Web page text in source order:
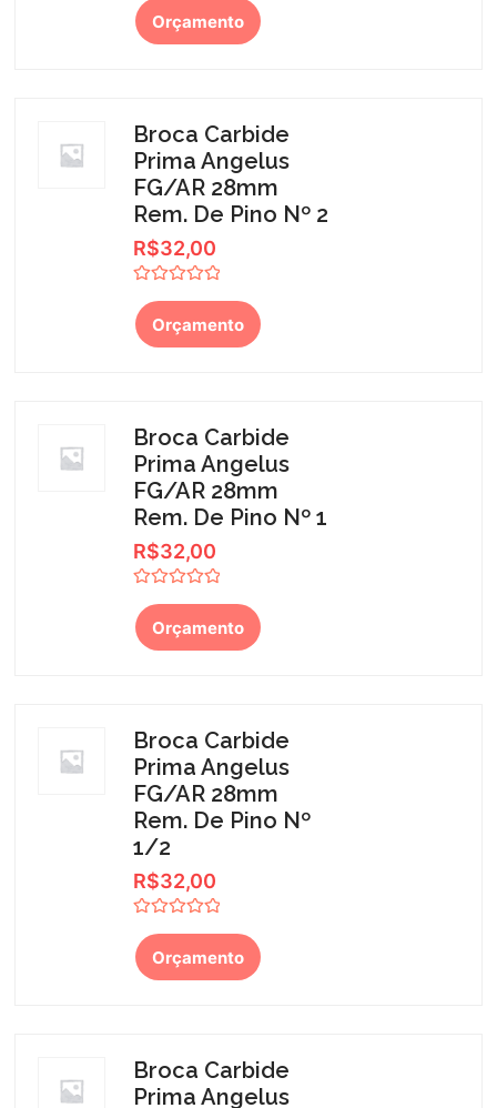
0
de
5
Orçamento
Broca Carbide
Prima Angelus
FG/AR 28mm
Rem. De Pino Nº 2
R$32,00
0
de
5
Orçamento
Broca Carbide
Prima Angelus
FG/AR 28mm
Rem. De Pino Nº 1
R$32,00
0
de
5
Orçamento
Broca Carbide
Prima Angelus
FG/AR 28mm
Rem. De Pino Nº
1/2
R$32,00
0
de
5
Orçamento
Broca Carbide
Prima Angelus